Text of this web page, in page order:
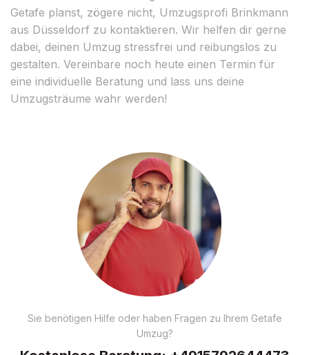
Getafe planst, zögere nicht, Umzugsprofi Brinkmann
aus Düsseldorf zu kontaktieren. Wir helfen dir gerne
dabei, deinen Umzug stressfrei und reibungslos zu
gestalten. Vereinbare noch heute einen Termin für
eine individuelle Beratung und lass uns deine
Umzugsträume wahr werden!
Sie benötigen Hilfe oder haben Fragen zu Ihrem Getafe
Umzug?